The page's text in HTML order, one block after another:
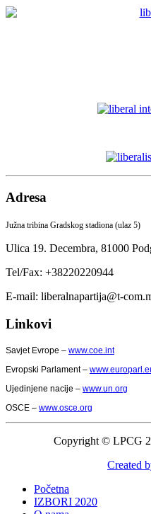
Adresa
Južna tribina Gradskog stadiona (ulaz 5)
Ulica 19. Decembra, 81000
Tel/Fax: +38220220944
E-mail: liberalnapartija@t-
Linkovi
Savjet Evrope – www.coe.int
Evropski Parlament –
Ujedinjene nacije – www.un.org
OSCE – www.osce.org
Copyright © LPCG
Created
Početna
IZBORI 2020